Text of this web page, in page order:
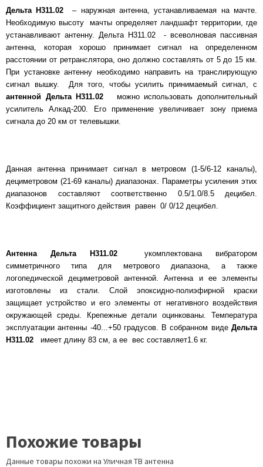
Дельта Н311.02
– наружная антенна, устанавливаемая на мачте.
Необходимую высоту мачты определяет ландшафт территории, где
устанавливают антенну. Дельта Н311.02 - всеволновая пассивная
антенна, которая хорошо принимает сигнал на определенном
расстоянии от ретранслятора, оно должно составлять от 5 до 15 км.
При установке антенну необходимо направить на транслирующую
сигнал вышку. Для того, чтобы усилить принимаемый сигнал, с
антенной Дельта Н311.02
можно использовать дополнительный
усилитель Алкад-200. Его применение увеличивает зону приема
сигнала до 20 км от телевышки.
Данная антенна принимает сигнал в метровом (1-5/6-12 каналы),
дециметровом (21-69 каналы) диапазонах. Параметры усиления этих
диапазонов составляют соответственно 0.5/1.0/8.5 децибел.
Коэффициент защитного действия равен 0/ 0/12 децибел.
Антенна Дельта Н311.02
укомплектована вибратором
симметричного типа для метрового диапазона, а также
логопедической дециметровой антенной. Антенна и ее элементы
изготовлены из стали. Слой эпоксидно-полиэфирной краски
защищает устройство и его элементы от негативного воздействия
окружающей среды. Крепежные детали оцинкованы. Температура
эксплуатации антенны -40...+50 градусов. В собранном виде Дельта
Н311.02
имеет длину 83 см, а ее вес составляет1.6 кг.
Похожие товары
Данные товары похожи на Уличная ТВ антенна